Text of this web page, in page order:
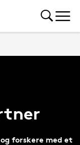
forskere med et